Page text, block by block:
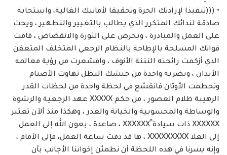
• (((تنفيذا لإرادتك الحرة وتحقيقا لأمانيك الغالية، واستجابة
صادقة لندائك المتكرر الذي يطالب بالتغيير والتطهير ، ويحث
على العمل والمبادرة ، ويحرض على الثورة والانقضاض ، قامت
قواتك المسلحة بالإطاحة بالنظام الرجعي المتخلف المتعفن
الذي أزكمت رائحته النتنة الأنوف ، واقشعرت من رؤية معالمه
الأبدان ، وبضربة واحدة من جيشك البطل تهاوت الأصنام
وتحطمت الأوثان فانقشع في لحظة واحدة من لحظات القدر
الرهيبة ظلام العصور ، من حكم XXXXX عهد الرجعية والرشوة
والوساطة والمحسوبية والخيانة والغدر ، وهكذا منذ ألآن تعتبر
XXXXXX ذات سيادة ْXXXXXX ، صاعدة ، بعون الله إلى العمل
إلى العلا XXXXXXXXX ، ها قد دقت ساعة العمل، فإلى الأمام ،
وإنه يسرنا في هذه اللحظة أن نطمئن إخواننا الأجانب بأن